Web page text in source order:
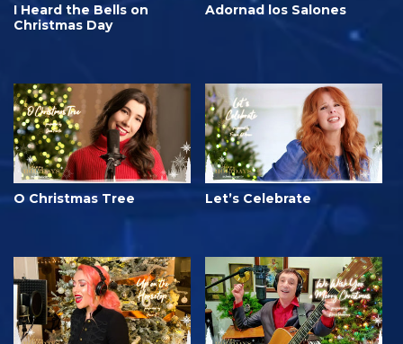
I Heard the Bells on
Christmas Day
Adornad los Salones
O Christmas Tree Let’s Celebrate